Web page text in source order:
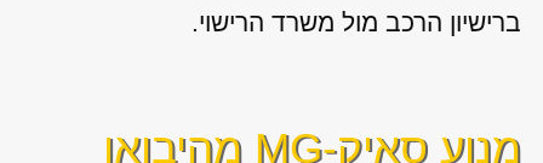
ברישיון הרכב מול משרד הרישוי.
מנוע סאיק-MG מהיבואן